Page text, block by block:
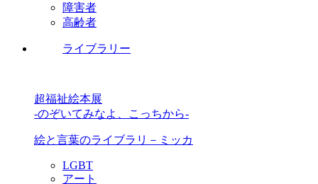
障害者
高齢者
ライブラリー
超福祉絵本展
-のぞいてみなよ、こっちから-
絵と言葉のライブラリ－ミッカ
LGBT
アート